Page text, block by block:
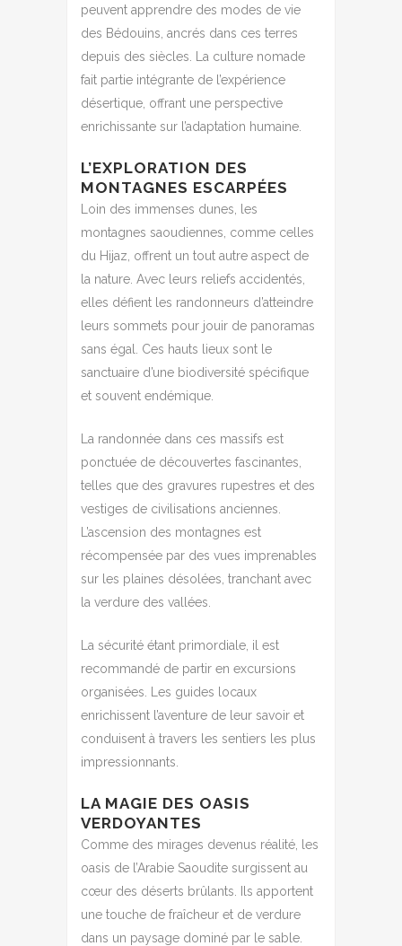
peuvent apprendre des modes de vie
des Bédouins, ancrés dans ces terres
depuis des siècles. La culture nomade
fait partie intégrante de l’expérience
désertique, offrant une perspective
enrichissante sur l’adaptation humaine.
L’EXPLORATION DES
MONTAGNES ESCARPÉES
Loin des immenses dunes, les
montagnes saoudiennes, comme celles
du Hijaz, offrent un tout autre aspect de
la nature. Avec leurs reliefs accidentés,
elles défient les randonneurs d’atteindre
leurs sommets pour jouir de panoramas
sans égal. Ces hauts lieux sont le
sanctuaire d’une biodiversité spécifique
et souvent endémique.
La randonnée dans ces massifs est
ponctuée de découvertes fascinantes,
telles que des gravures rupestres et des
vestiges de civilisations anciennes.
L’ascension des montagnes est
récompensée par des vues imprenables
sur les plaines désolées, tranchant avec
la verdure des vallées.
La sécurité étant primordiale, il est
recommandé de partir en excursions
organisées. Les guides locaux
enrichissent l’aventure de leur savoir et
conduisent à travers les sentiers les plus
impressionnants.
LA MAGIE DES OASIS
VERDOYANTES
Comme des mirages devenus réalité, les
oasis de l’Arabie Saoudite surgissent au
cœur des déserts brûlants. Ils apportent
une touche de fraîcheur et de verdure
dans un paysage dominé par le sable.